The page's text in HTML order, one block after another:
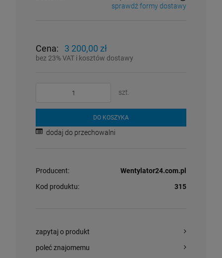
175,00 zł
szt.
Cena nie zawiera ewentualnych kosztów płatności
sprawdź formy dostawy
Cena: 3 200,00 zł
bez 23% VAT i kosztów dostawy
szt.
DO KOSZYKA
dodaj do przechowalni
Producent:
Wentylator24.com.pl
Kod produktu:
315
zapytaj o produkt
poleć znajomemu